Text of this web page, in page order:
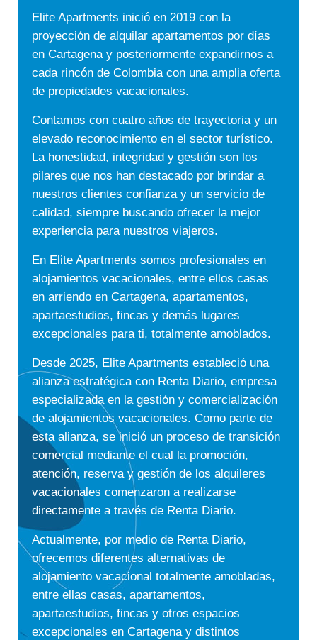
Elite Apartments inició en 2019 con la
proyección de alquilarapartamentos por días
en Cartagena y posteriormente expandirnos a
cada rincón de Colombia con una amplia oferta
de propiedades vacacionales.
Contamos con cuatro años de trayectoria y un
elevado reconocimiento en el sector turístico.
La honestidad, integridad y gestión son los
pilares que nos han destacado por brindar a
nuestros clientes confianza y un servicio de
calidad, siempre buscando ofrecer la mejor
experiencia para nuestros viajeros.
En Elite Apartments somos profesionales en
alojamientos vacacionales, entre ellos casas
en arriendo en Cartagena, apartamentos,
apartaestudios, fincas y demás lugares
excepcionales para ti, totalmente amoblados.
Desde 2025, Elite Apartments estableció una
alianza estratégica con Renta Diario, empresa
especializada en la gestión y comercialización
de alojamientos vacacionales. Como parte de
esta alianza, se inició un proceso de transición
comercial mediante el cual la promoción,
atención, reserva y gestión de los alquileres
vacacionales comenzaron a realizarse
directamente a través de Renta Diario.
Actualmente, por medio de Renta Diario,
ofrecemos diferentes alternativas de
alojamiento vacacional totalmente amobladas,
entre ellas casas, apartamentos,
apartaestudios, fincas y otros espacios
excepcionales en Cartagena y distintos